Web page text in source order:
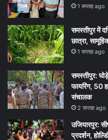
1 सप्ताह ago
समस्तीपुर में
छात्रा,
1 सप्ताह ago
समस्तीपुर:
फायरिंग, 50
संचालक
2 सप्ताह ago
उजियारपुर:
प्रदर्शन,